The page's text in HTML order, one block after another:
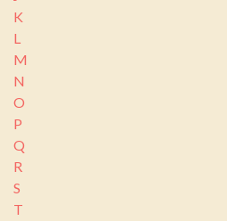
K
L
M
N
O
P
Q
R
S
T